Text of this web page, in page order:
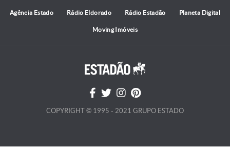
Agência Estado Rádio Eldorado Rádio Estadão Planeta Digital
Moving Imóveis
COPYRIGHT © 1995 - 2021 GRUPO ESTADO